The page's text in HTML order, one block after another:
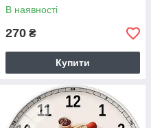
В наявності
270 ₴
Купити